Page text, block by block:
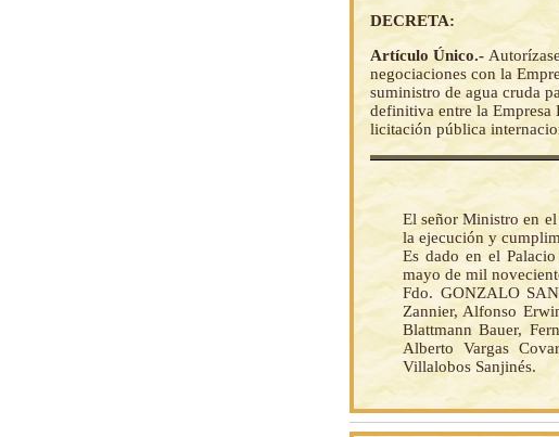
DECRETA:
Artículo Único.-
negociaciones con la
suministro de agua cruda
definitiva entre la Empresa
licitación pública
El señor Ministro en el
la ejecución y
Es dado en el
mayo de mil
Fdo. GONZALO
Zannier, Alfonso
Blattmann Bauer,
Alberto Vargas
Villalobos Sanjinés.